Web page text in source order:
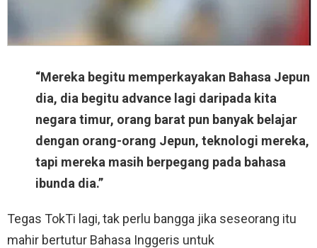
“Mereka begitu memperkayakan Bahasa Jepun
dia, dia begitu advance lagi daripada kita
negara timur, orang barat pun banyak belajar
dengan orang-orang Jepun, teknologi mereka,
tapi mereka masih berpegang pada bahasa
ibunda dia.”
Tegas TokTi lagi, tak perlu bangga jika seseorang itu
mahir bertutur Bahasa Inggeris untuk